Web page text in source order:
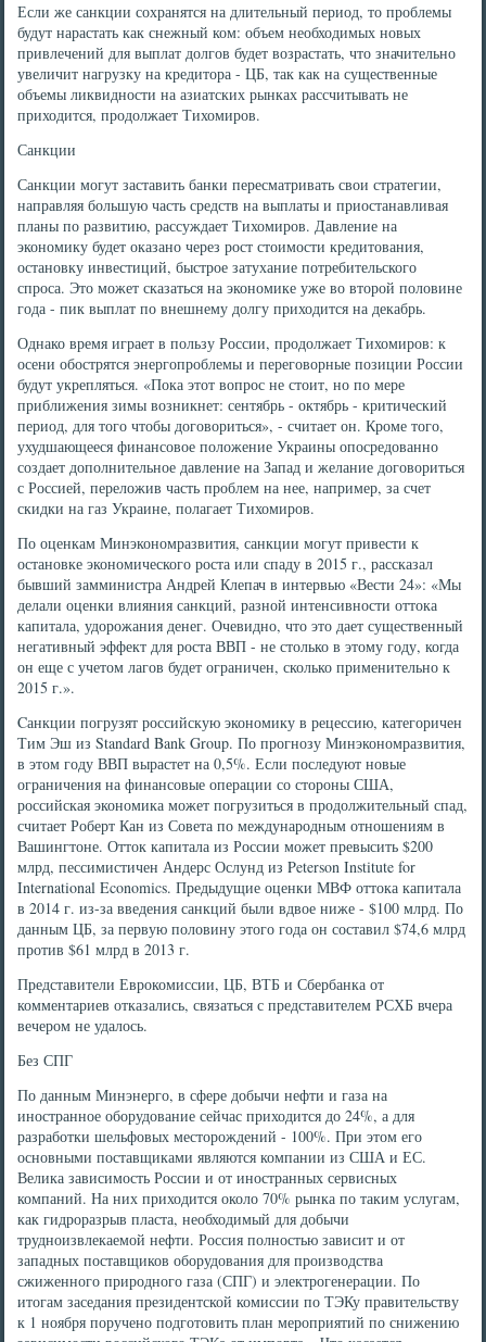
Если же санкции сохранятся на длительный период, то проблемы
будут нарастать как снежный ком: объем необходимых новых
привлечений для выплат долгов будет возрастать, что значительно
увеличит нагрузку на кредитора - ЦБ, так как на существенные
объемы ликвидности на азиатских рынках рассчитывать не
приходится, продолжает Тихомиров.
Санкции
Санкции могут заставить банки пересматривать свои стратегии,
направляя большую часть средств на выплаты и приостанавливая
планы по развитию, рассуждает Тихомиров. Давление на
экономику будет оказано через рост стоимости кредитования,
остановку инвестиций, быстрое затухание потребительского
спроса. Это может сказаться на экономике уже во второй половине
года - пик выплат по внешнему долгу приходится на декабрь.
Однако время играет в пользу России, продолжает Тихомиров: к
осени обострятся энергопроблемы и переговорные позиции России
будут укрепляться. «Пока этот вопрос не стоит, но по мере
приближения зимы возникнет: сентябрь - октябрь - критический
период, для того чтобы договориться», - считает он. Кроме того,
ухудшающееся финансовое положение Украины опосредованно
создает дополнительное давление на Запад и желание договориться
с Россией, переложив часть проблем на нее, например, за счет
скидки на газ Украине, полагает Тихомиров.
По оценкам Минэкономразвития, санкции могут привести к
остановке экономического роста или спаду в 2015 г., рассказал
бывший замминистра Андрей Клепач в интервью «Вести 24»: «Мы
делали оценки влияния санкций, разной интенсивности оттока
капитала, удорожания денег. Очевидно, что это дает существенный
негативный эффект для роста ВВП - не столько в этому году, когда
он еще с учетом лагов будет ограничен, сколько применительно к
2015 г.».
Cанкции погрузят российскую экономику в рецессию, категоричен
Тим Эш из Standard Bank Group. По прогнозу Минэкономразвития,
в этом году ВВП вырастет на 0,5%. Если последуют новые
ограничения на финансовые операции со стороны США,
российская экономика может погрузиться в продолжительный спад,
считает Роберт Кан из Совета по международным отношениям в
Вашингтоне. Отток капитала из России может превысить $200
млрд, пессимистичен Андерс Ослунд из Peterson Institute for
International Economics. Предыдущие оценки МВФ оттока капитала
в 2014 г. из-за введения санкций были вдвое ниже - $100 млрд. По
данным ЦБ, за первую половину этого года он составил $74,6 млрд
против $61 млрд в 2013 г.
Представители Еврокомиссии, ЦБ, ВТБ и Сбербанка от
комментариев отказались, связаться с представителем РСХБ вчера
вечером не удалось.
Без СПГ
По данным Минэнерго, в сфере добычи нефти и газа на
иностранное оборудование сейчас приходится до 24%, а для
разработки шельфовых месторождений - 100%. При этом его
основными поставщиками являются компании из США и ЕС.
Велика зависимость России и от иностранных сервисных
компаний. На них приходится около 70% рынка по таким услугам,
как гидроразрыв пласта, необходимый для добычи
трудноизвлекаемой нефти. Россия полностью зависит и от
западных поставщиков оборудования для производства
сжиженного природного газа (СПГ) и электрогенерации. По
итогам заседания президентской комиссии по ТЭКу правительству
к 1 ноября поручено подготовить план мероприятий по снижению